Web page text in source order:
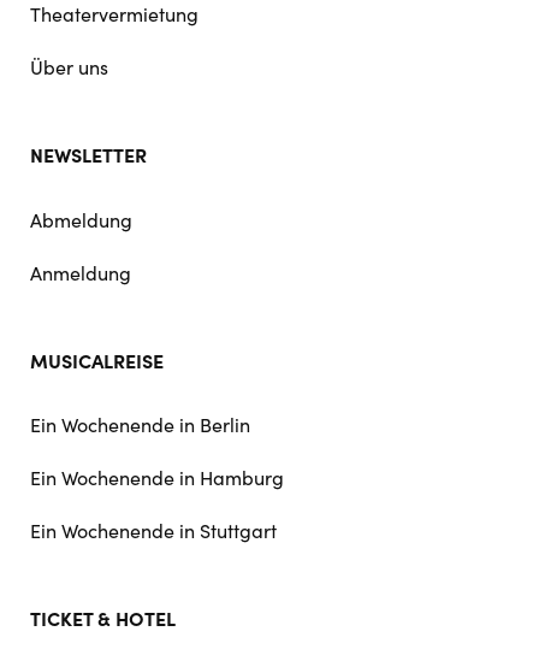
Theatervermietung
Über uns
NEWSLETTER
Abmeldung
Anmeldung
MUSICALREISE
Ein Wochenende in Berlin
Ein Wochenende in Hamburg
Ein Wochenende in Stuttgart
TICKET & HOTEL